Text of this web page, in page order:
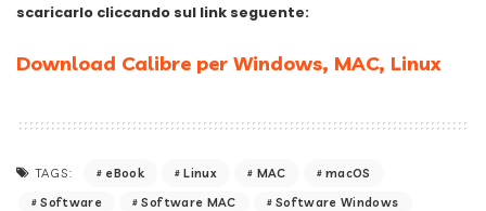
scaricarlo cliccando sul link seguente:
Download Calibre per Windows, MAC, Linux
TAGS: eBook Linux MAC
macOS
Software
Software MAC
Software Windows